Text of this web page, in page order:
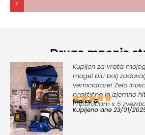
7
Druga mnenja
Kupljen za vrata
mogel biti bolj
verniciatore! Zelo
praktično in izjemno
Priporočam s 5
Marko G.
Kupljeno dne 23/01/